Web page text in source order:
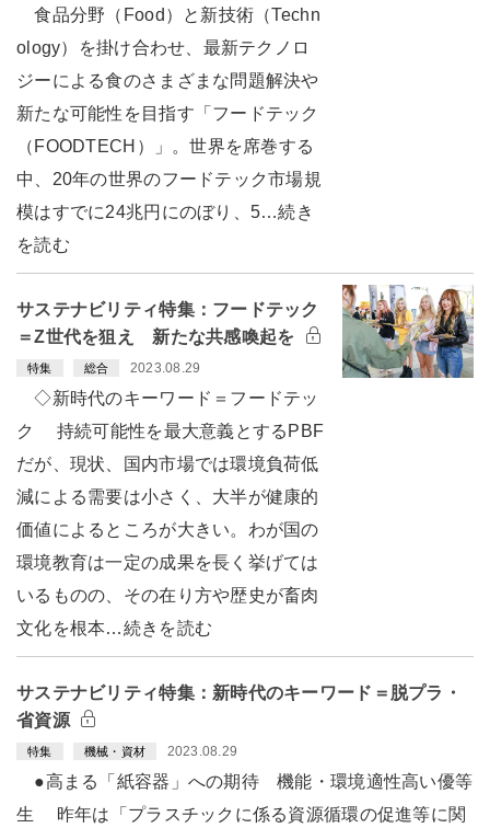
食品分野（Food）と新技術（Techn
ology）を掛け合わせ、最新テクノロ
ジーによる食のさまざまな問題解決や
新たな可能性を目指す「フードテック
（FOODTECH）」。世界を席巻する
中、20年の世界のフードテック市場規
模はすでに24兆円にのぼり、5…続き
を読む
サステナビリティ特集：フードテック
＝Z世代を狙え 新たな共感喚起を
特集 総合 2023.08.29
◇新時代のキーワード＝フードテッ
ク 持続可能性を最大意義とするPBF
だが、現状、国内市場では環境負荷低
減による需要は小さく、大半が健康的
価値によるところが大きい。わが国の
環境教育は一定の成果を長く挙げては
いるものの、その在り方や歴史が畜肉
文化を根本…続きを読む
サステナビリティ特集：新時代のキーワード＝脱プラ・
省資源
特集 機械・資材 2023.08.29
●高まる「紙容器」への期待 機能・環境適性高い優等
生 昨年は「プラスチックに係る資源循環の促進等に関